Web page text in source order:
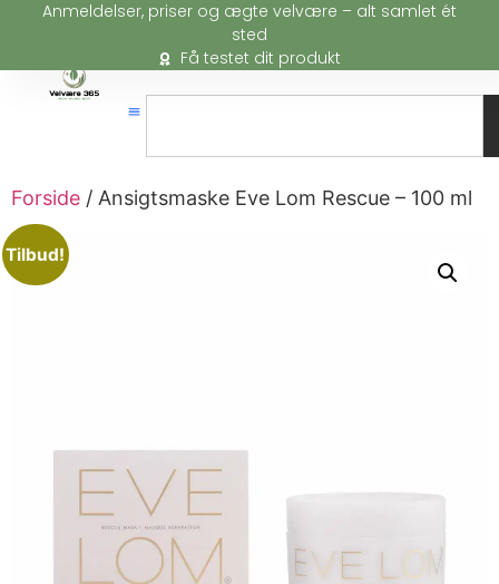
Anmeldelser, priser og ægte velvære – alt samlet ét
sted
Få testet dit produkt
Forside / Ansigtsmaske Eve Lom Rescue – 100 ml
Tilbud!